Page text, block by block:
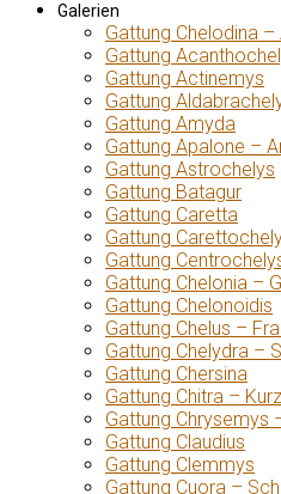
Galerien
Gattung Chelodina
Gattung
Gattung Actinemys
Gattung
Gattung Amyda
Gattung Apalone –
Gattung Astrochelys
Gattung Batagur
Gattung Caretta
Gattung
Gattung
Gattung Chelonia –
Gattung Chelonoidis
Gattung Chelus –
Gattung Chelydra –
Gattung Chersina
Gattung Chitra –
Gattung Chrysemys
Gattung Claudius
Gattung Clemmys
Gattung Cuora –